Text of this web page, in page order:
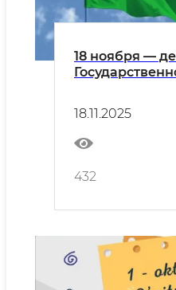
18 ноября —
18.11.2025
432